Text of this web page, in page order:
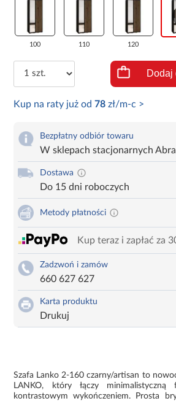
100 110 120
Dodaj
Kup na raty już od78 zł/m-c >
Bezpłatny odbiór towaru
W sklepach stacjonarnych Abra
Dostawa
Do 15 dni roboczych
Metody płatności
Kup teraz i zapłać za
Zadzwoń i zamów
660 627 627
Karta produktu
Drukuj
Szafa Lanko 2-160 czarny/artisan to
LANKO, który łączy
kontrastowym wykończeniem. Prosta